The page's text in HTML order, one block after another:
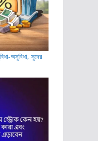
অসুবিধা, সুদের